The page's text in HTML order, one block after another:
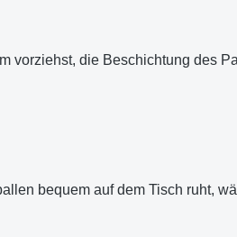
vorziehst, die Beschichtung des
bequem auf dem Tisch ruht,